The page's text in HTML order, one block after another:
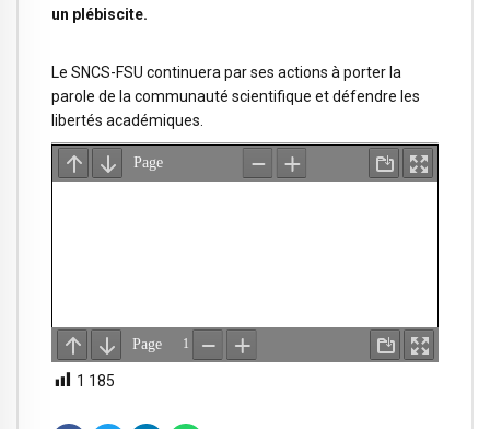
un plébiscite.
Le SNCS-FSU continuera par ses actions à porter la
parole de la communauté scientifique et défendre les
libertés académiques.
1 185